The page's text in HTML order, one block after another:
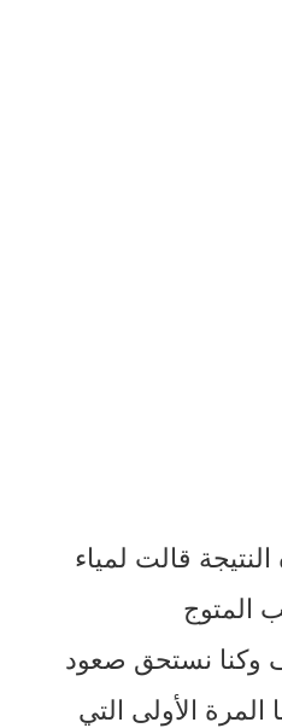
قالت لمياء
المتوج
وكنا نستحق صعود
المرة الأولى التي